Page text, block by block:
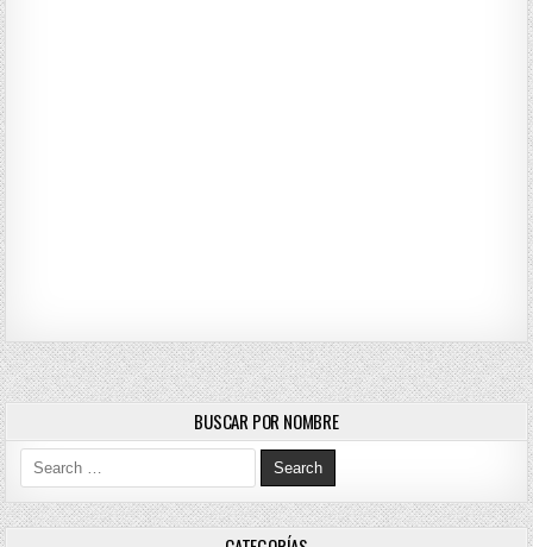
BUSCAR POR NOMBRE
Search for: